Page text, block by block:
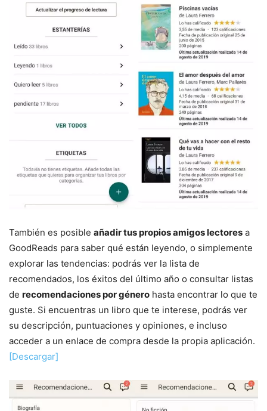
También es posible añadir tus propios amigos lectores a
GoodReads para saber qué están leyendo, o simplemente
explorar las tendencias: podrás ver la lista de
recomendados, los éxitos del último año o consultar listas
de recomendaciones por género hasta encontrar lo que te
guste. Si encuentras un libro que te interese, podrás ver
su descripción, puntuaciones y opiniones, e incluso
acceder a un enlace de compra desde la propia aplicación.
[Descargar]